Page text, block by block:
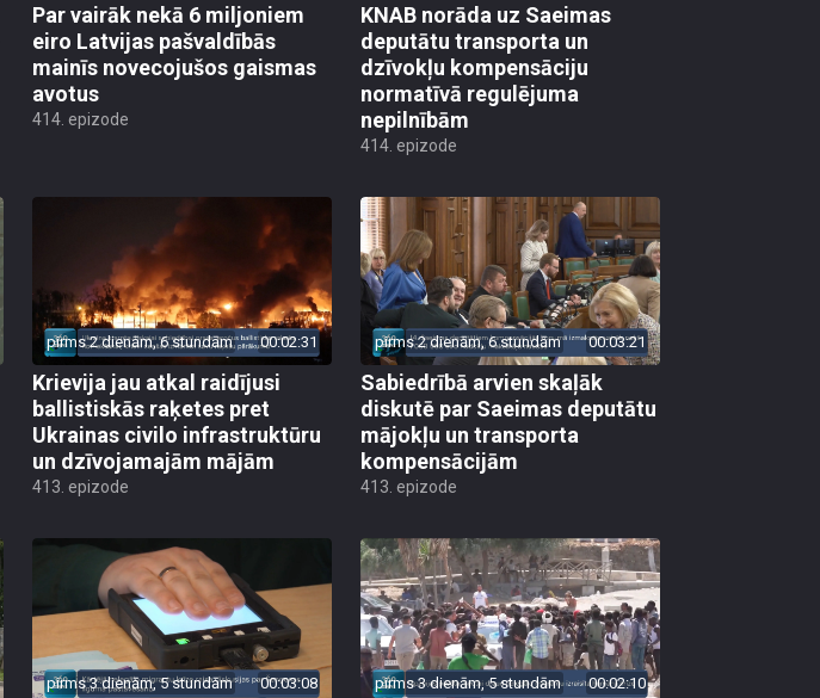
Par vairāk nekā 6 miljoniem
eiro Latvijas pašvaldībās
mainīs novecojušos gaismas
avotus
414. epizode
KNAB norāda uz Saeimas
deputātu transporta un
dzīvokļu kompensāciju
normatīvā regulējuma
nepilnībām
414. epizode
pirms 2 dienām, 6 stundām 00:02:31
Krievija jau atkal raidījusi
ballistiskās raķetes pret
Ukrainas civilo infrastruktūru
un dzīvojamajām mājām
413. epizode
pirms 2 dienām, 6 stundām 00:03:21
Sabiedrībā arvien skaļāk
diskutē par Saeimas deputātu
mājokļu un transporta
kompensācijām
413. epizode
pirms 3 dienām, 5 stundām 00:03:08 pirms 3 dienām, 5 stundām 00:02:10